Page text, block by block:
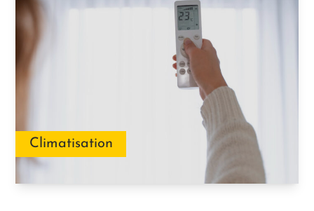
Climatisation